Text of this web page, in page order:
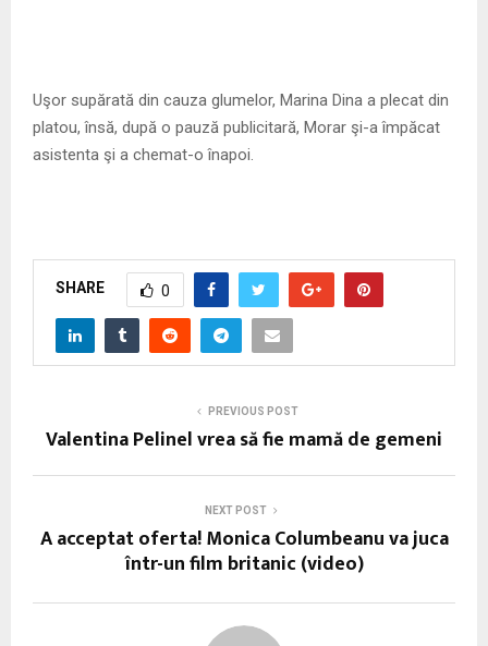
Uşor supărată din cauza glumelor, Marina Dina a plecat din
platou, însă, după o pauză publicitară, Morar şi-a împăcat
asistenta şi a chemat-o înapoi.
SHARE 0
PREVIOUS POST
Valentina Pelinel vrea să fie mamă de gemeni
NEXT POST
A acceptat oferta! Monica Columbeanu va juca
într-un film britanic (video)